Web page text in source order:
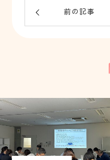
前の記事